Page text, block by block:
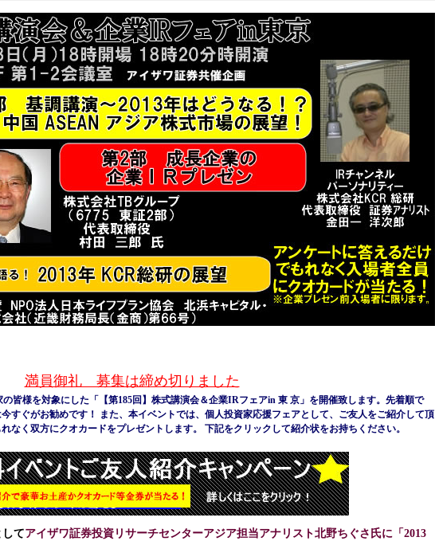
満員御礼 募集は締め切りました
皆様を対象にした「【第185回】 株式講演会＆企業IRフェアin 東 京」を開催致します。先着順で
すぐがお勧めです！
また、本イベントでは、個人投資家応援フェアとして、ご友人をご紹介して頂
なく双方にクオカードをプレゼントします。 下記をクリックして紹介状をお持ちください。
てアイザワ証券投資リサーチセンターアジア担当アナリスト北野ちぐさ氏に「2013